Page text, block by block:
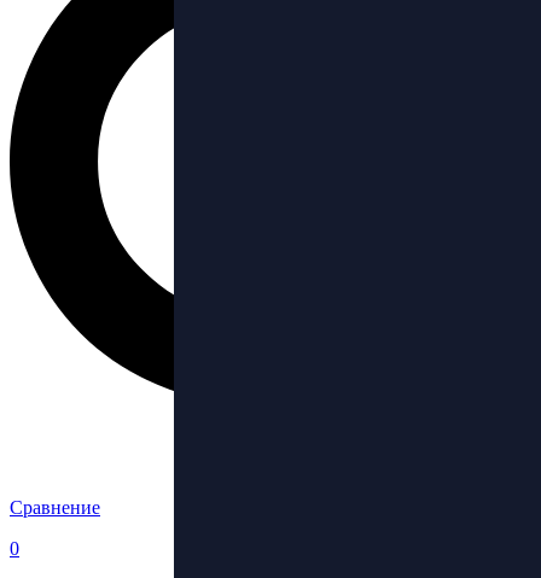
Сравнение
0